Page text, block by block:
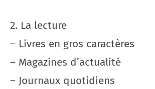
2. La lecture
– Livres en gros caractères
– Magazines d’actualité
– Journaux quotidiens